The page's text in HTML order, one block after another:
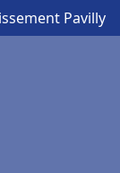
Pavilly